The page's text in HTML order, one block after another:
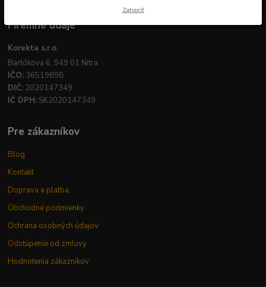
Firemné údaje
Korekta s.r.o.
Bartókova 6, 949 01 Nitra
IČO: 36519898
DIČ: 2020147349
IČ DPH: SK2020147349
Pre zákazníkov
Blog
Kontakt
Doprava a platba
Obchodné podmienky
Ochrana osobných údajov
Odstúpenie od zmluvy
Hodnotenia zákazníkov
Zatvoriť